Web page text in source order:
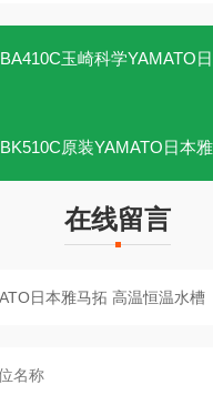
BA410C玉崎科学YAMATO日本雅马
BK510C原装YAMATO日本雅马
在线留言